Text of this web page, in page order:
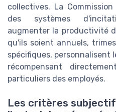
collectives. La
des systèmes
augmenter la productivité
qu'ils soient annuels,
spécifiques,
récompensant
particuliers des employés.
Les critères